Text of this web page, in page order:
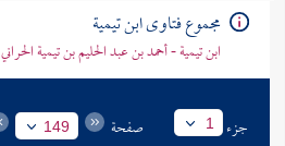
مجموع فتاوى ابن تيمية
ابن تيمية - أحمد بن عبد الحليم بن تيمية الحراني
جزء 1 صفحة 149